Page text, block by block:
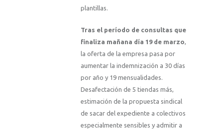
plantillas.
Tras el período de consultas que
finaliza mañana día 19 de marzo,
la oferta de la empresa pasa por
aumentar la indemnización a 30 días
por año y 19 mensualidades.
Desafectación de 5 tiendas más,
estimación de la propuesta sindical
de sacar del expediente a colectivos
especialmente sensibles y admitir a